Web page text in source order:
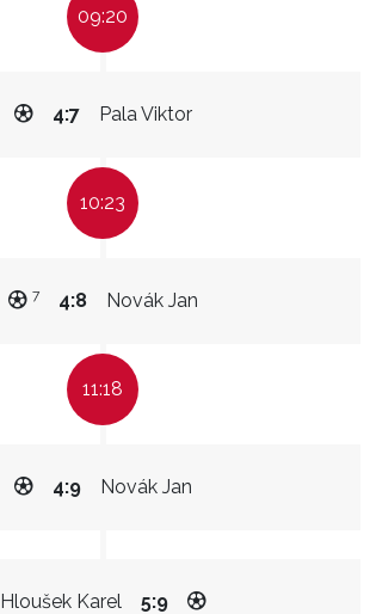
09:20
Pala Viktor
4:7
10:23
Novák Jan
4:8
7
11:18
Novák Jan
4:9
Hloušek Karel 5:9